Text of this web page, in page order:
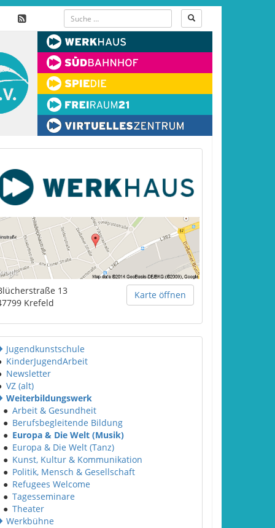
Karte öffnen
13
Krefeld
Jugendkunstschule
KinderJugendArbeit
Newsletter
VZ (alt)
Weiterbildungswerk
● Arbeit & Gesundheit
● Berufsbegleitende Bildung
● Europa & Die Welt (Musik)
● Europa & Die Welt (Tanz)
● Kunst, Kultur & Kommunikation
● Politik, Mensch & Gesellschaft
● Refugees Welcome
● Tagesseminare
● Theater
Werkbühne